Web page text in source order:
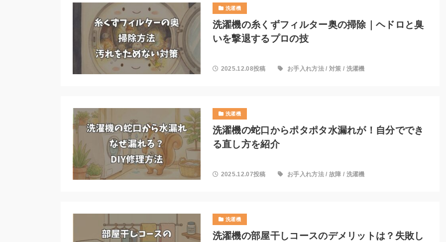
洗濯機
洗濯機の糸くずフィルター奥の掃除｜ヘドロと臭
いを撃退するプロの技
2025.12.08投稿 お手入れ方法 / 対策 / 洗濯機
洗濯機
洗濯機の蛇口からポタポタ水漏れが！自分ででき
る直し方を紹介
2025.12.07投稿 お手入れ方法 / 故障 / 洗濯機
洗濯機
洗濯機の部屋干しコースのデメリットは？失敗し